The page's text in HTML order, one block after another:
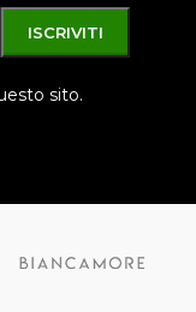
sito.